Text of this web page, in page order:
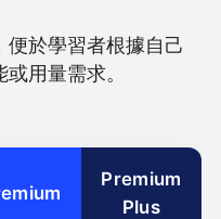
於學習者根據自己
用量需求。
Premium
Plus